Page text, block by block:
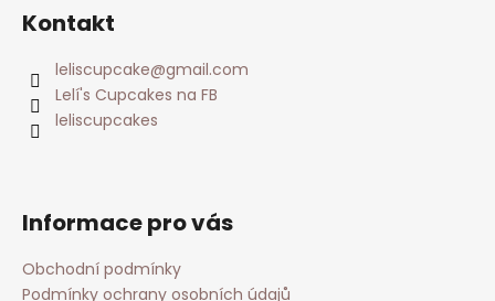
Kontakt
leliscupcake@gmail.com
Lelí's Cupcakes na FB
leliscupcakes
Informace pro vás
Obchodní podmínky
Podmínky ochrany osobních údajů